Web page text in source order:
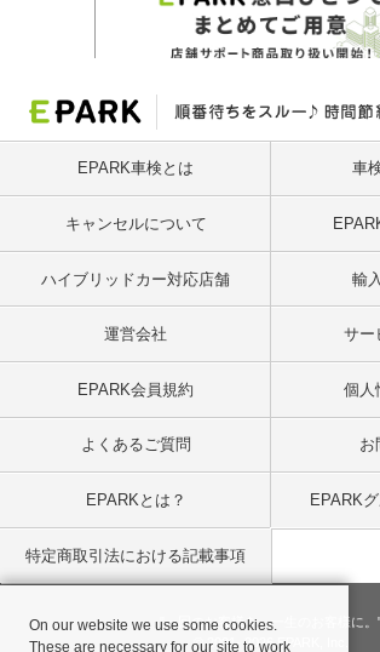
EPARK車検とは 車
キャンセルについて
ハイブリッドカー対応店舗 輸
運営会社 サー
EPARK会員規約 個人
よくあるご質問 お
EPARKとは？ EPARK
特定商取引法における記載事項
"一回のお客様を、一生のお客様に。
© 2001- 2026 EPARK, Inc.
On our website we use some cookies.
These are necessary for our site to work